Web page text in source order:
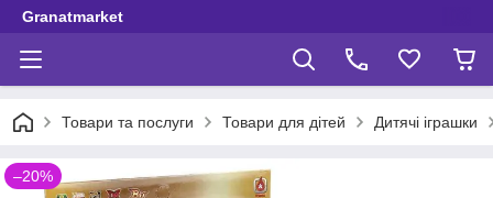
Granatmarket
Товари та послуги Товари для дітей Дитячі іграшки
–20%